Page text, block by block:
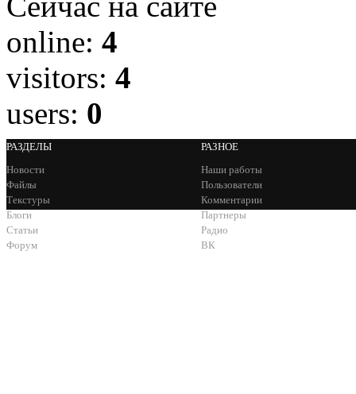
online: 4
visitors: 4
users: 0
РАЗДЕЛЫ
Новости
Файлы
Текстуры
Блоги
Статьи
Форум
РАЗНОЕ
Наши работы
Пользователи
Комментарии
Партнеры
Радио
ВК